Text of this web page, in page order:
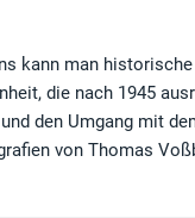
kann man
die nach 1945
den Umgang mit
von Thomas